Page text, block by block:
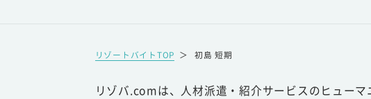
リゾートバイトTOP ＞ 初島 短期
リゾバ.comは、人材派遣・紹介サービスのヒュー